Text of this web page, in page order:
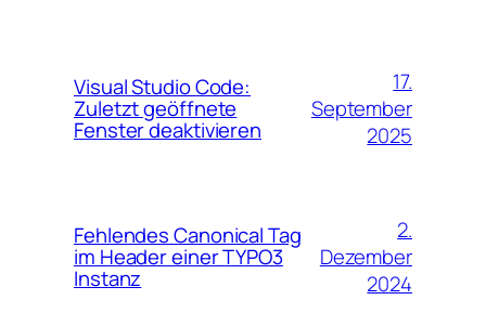
Visual Studio Code:
Zuletzt geöffnete
Fenster deaktivieren
17.
September
2025
Fehlendes Canonical Tag
im Header einer TYPO3
Instanz
2.
Dezember
2024